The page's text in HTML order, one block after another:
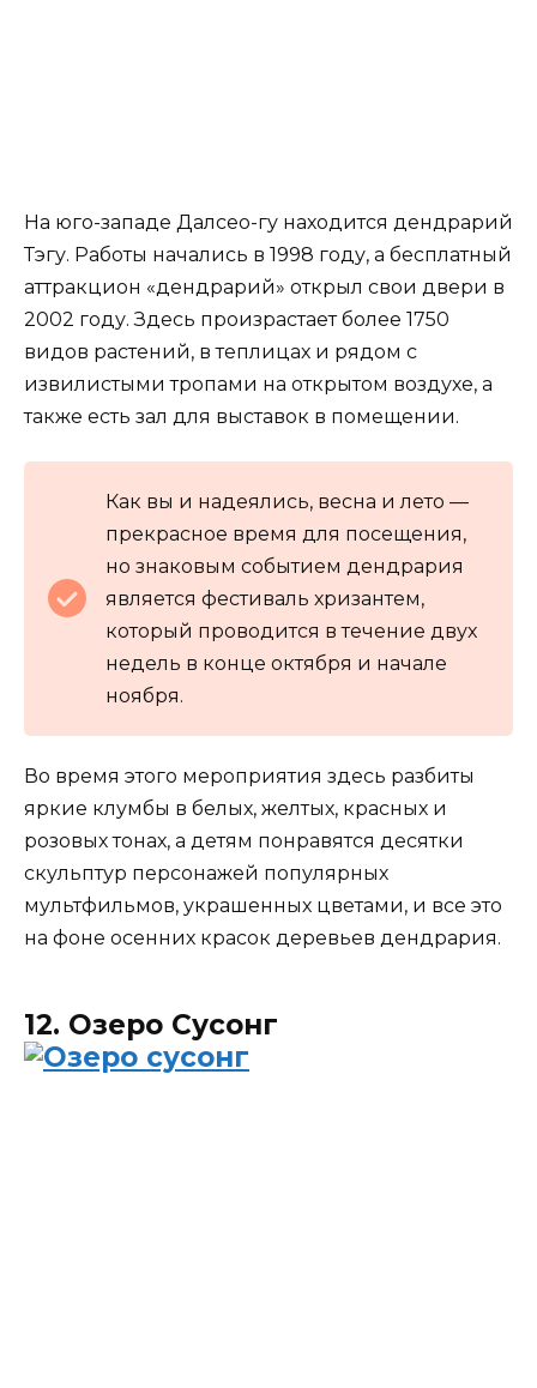
На юго-западе Далсео-гу находится дендрарий
Тэгу. Работы начались в 1998 году, а бесплатный
аттракцион «дендрарий» открыл свои двери в
2002 году. Здесь произрастает более 1750
видов растений, в теплицах и рядом с
извилистыми тропами на открытом воздухе, а
также есть зал для выставок в помещении.
Как вы и надеялись, весна и лето —
прекрасное время для посещения,
но знаковым событием дендрария
является фестиваль хризантем,
который проводится в течение двух
недель в конце октября и начале
ноября.
Во время этого мероприятия здесь разбиты
яркие клумбы в белых, желтых, красных и
розовых тонах, а детям понравятся десятки
скульптур персонажей популярных
мультфильмов, украшенных цветами, и все это
на фоне осенних красок деревьев дендрария.
12. Озеро Сусонг